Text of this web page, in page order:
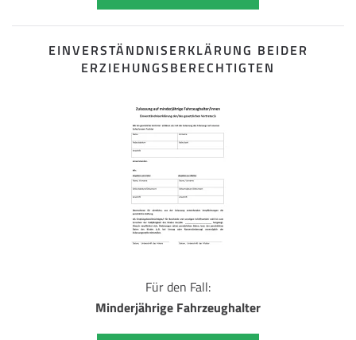
EINVERSTÄNDNISERKLÄRUNG BEIDER
ERZIEHUNGSBERECHTIGTEN
Für den Fall:
Minderjährige Fahrzeughalter